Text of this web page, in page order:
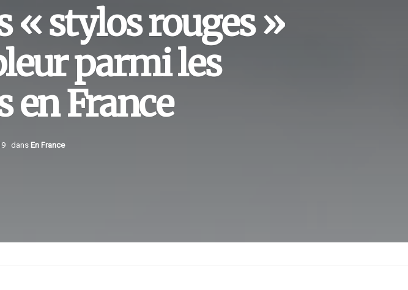
« stylos rouges »
parmi les
en France
dans En France